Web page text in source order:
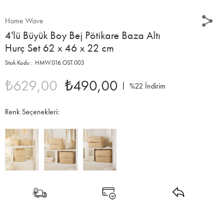
Home Wave
4'lü Büyük Boy Bej Pötikare Baza Altı
Hurç Set 62 x 46 x 22 cm
HMW.016.OST.003
₺629,00 ₺490,00 %22 İndirim
Renk Seçenekleri: